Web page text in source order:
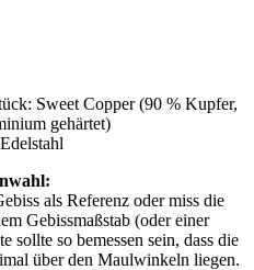
Sweet Copper (90 % Kupfer,
gehärtet)
als Referenz oder miss die
Gebissmaßstab (oder einer
sollte so bemessen sein, dass die
über den Maulwinkeln liegen.